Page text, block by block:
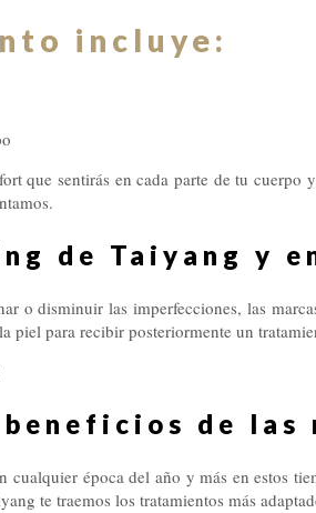
incluye:
que sentirás en cada parte de tu
de Taiyang y
o disminuir las imperfecciones, las
piel para recibir posteriormente un
beneficios de
época del año y más en estos
te traemos los tratamientos más